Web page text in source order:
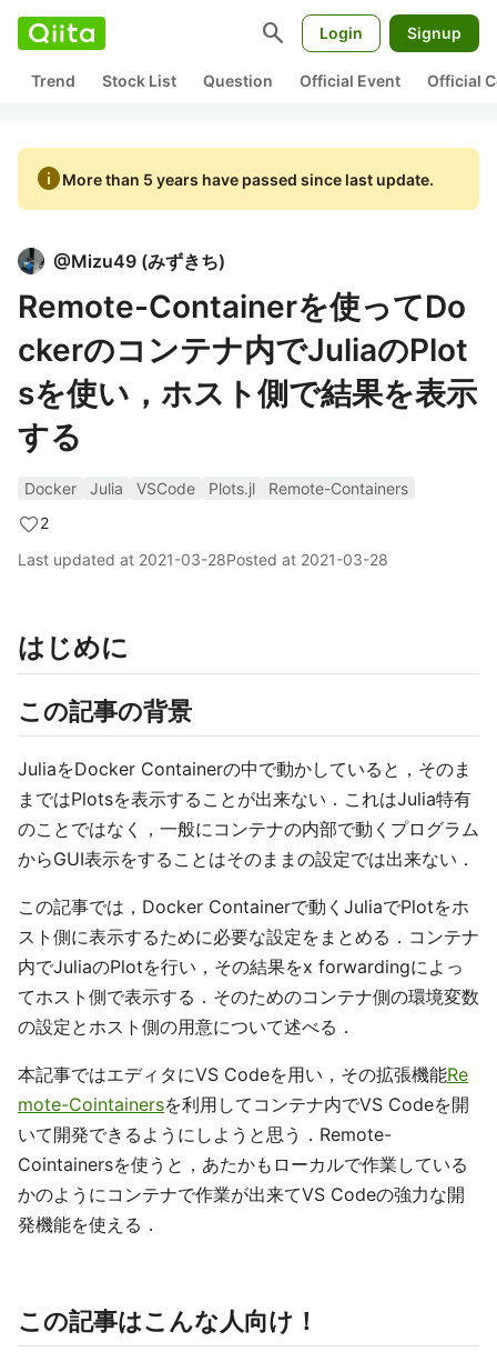
search Login Signup
Trend Stock List Question Official Event Official
infoMore than 5 years have passed since last update.
@Mizu49 (みずきち)
Remote-Containerを使ってDo
ckerのコンテナ内でJuliaのPlot
sを使い，ホスト側で結果を表示
する
Docker Julia VSCode Plots.jl
Remote-Containers
2
Last updated at 2021-03-28Posted at 2021-03-28
はじめに
この記事の背景
JuliaをDocker Containerの中で動かしていると，そのま
まではPlotsを表示することが出来ない．これはJulia特有
のことではなく，一般にコンテナの内部で動くプログラム
からGUI表示をすることはそのままの設定では出来ない．
この記事では，Docker Containerで動くJuliaでPlotをホ
スト側に表示するために必要な設定をまとめる．コンテナ
内でJuliaのPlotを行い，その結果をx forwardingによっ
てホスト側で表示する．そのためのコンテナ側の環境変数
の設定とホスト側の用意について述べる．
本記事ではエディタにVS Codeを用い，その拡張機能Re
mote-Cointainersを利用してコンテナ内でVS Codeを開
いて開発できるようにしようと思う．Remote-
Cointainersを使うと，あたかもローカルで作業している
かのようにコンテナで作業が出来てVS Codeの強力な開
発機能を使える．
この記事はこんな人向け！